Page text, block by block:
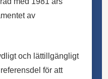
av
och lättillgängligt
för att